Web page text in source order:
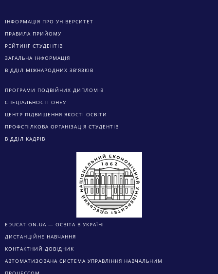
ІНФОРМАЦІЯ ПРО УНІВЕРСИТЕТ
ПРАВИЛА ПРИЙОМУ
РЕЙТИНГ СТУДЕНТІВ
ЗАГАЛЬНА ІНФОРМАЦІЯ
ВІДДІЛ МІЖНАРОДНИХ ЗВ’ЯЗКІВ
ПРОГРАМИ ПОДВІЙНИХ ДИПЛОМІВ
СПЕЦІАЛЬНОСТІ ОНЕУ
ЦЕНТР ПІДВИЩЕННЯ ЯКОСТІ ОСВІТИ
ПРОФСПІЛКОВА ОРГАНІЗАЦІЯ СТУДЕНТІВ
ВІДДІЛ КАДРІВ
EDUCATION.UA — ОСВІТА В УКРАЇНІ
ДИСТАНЦІЙНЕ НАВЧАННЯ
КОНТАКТНИЙ ДОВІДНИК
АВТОМАТИЗОВАНА СИСТЕМА УПРАВЛІННЯ НАВЧАЛЬНИМ